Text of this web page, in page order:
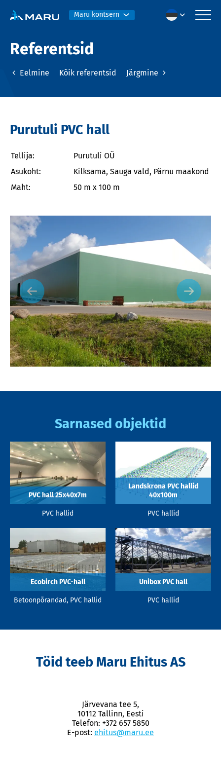
Maru kontsern
Referentsid
Eelmine Kõik referentsid Järgmine
Purutuli PVC hall
Tellija:
Purutuli OÜ
Asukoht:
Kilksama, Sauga vald, Pärnu maakond
Maht:
50 m x 100 m
Sarnased objektid
PVC hall 25x40x7m
PVC hallid
Landskrona PVC hallid
40x100m
PVC hallid
Ecobirch PVC-hall
Betoonpõrandad, PVC hallid
Unibox PVC hall
PVC hallid
Töid teeb Maru Ehitus AS
Järvevana tee 5,
10112 Tallinn, Eesti
Telefon: +372 657 5850
E-post: ehitus@maru.ee